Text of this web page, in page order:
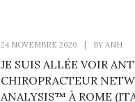
24 NOVEMBRE 2020 BY ANH
JE SUIS ALLÉE VOIR
CHIROPRACTEUR
ANALYSIS™ À ROME